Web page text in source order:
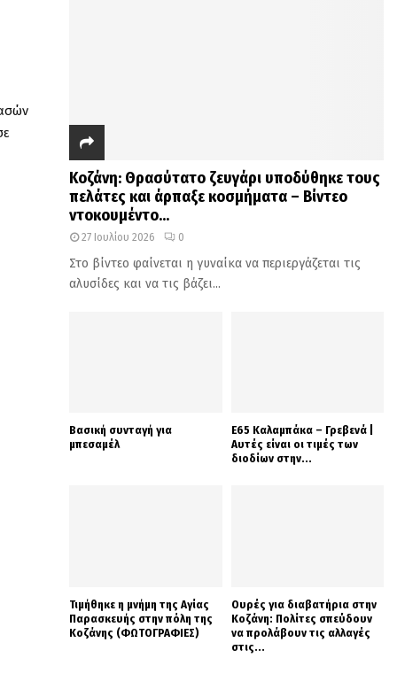
Κοζάνη: Θρασύτατο ζευγάρι υποδύθηκε τους
πελάτες και άρπαξε κοσμήματα – Βίντεο
ντοκουμέντο...
27 Ιουλίου 2026 0
Στο βίντεο φαίνεται η γυναίκα να περιεργάζεται τις
αλυσίδες και να τις βάζει...
Βασική συνταγή για
μπεσαμέλ
Ε65 Καλαμπάκα – Γρεβενά |
Αυτές είναι οι τιμές των
διοδίων στην...
Τιμήθηκε η μνήμη της Αγίας
Παρασκευής στην πόλη της
Κοζάνης (ΦΩΤΟΓΡΑΦΙΕΣ)
Ουρές για διαβατήρια στην
Κοζάνη: Πολίτες σπεύδουν
να προλάβουν τις αλλαγές
στις...